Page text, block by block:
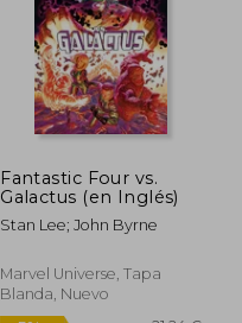
Fantastic Four vs.
Galactus (en Inglés)
Stan Lee; John Byrne
Marvel Universe, Tapa
Blanda, Nuevo